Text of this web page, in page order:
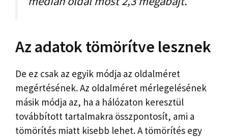
Az adatok tömörítve lesznek
De ez csak az egyik módja az oldalméret
megértésének. Az oldalméret mérlegelésének
másik módja az, ha a hálózaton keresztül
továbbított tartalmakra összpontosít, ami a
tömörítés miatt kisebb lehet. A tömörítés egy